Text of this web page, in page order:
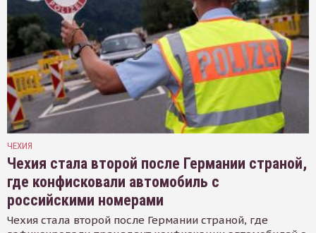
ЧЕХИЯ
Чехия стала второй после Германии страной,
где конфисковали автомобиль с
российскими номерами
Чехия стала второй после Германии страной, где